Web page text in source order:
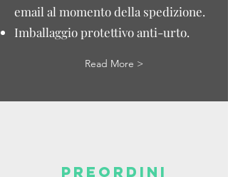
email al momento della spedizione.
Imballaggio protettivo anti-urto.
Read More >
PREORDINI